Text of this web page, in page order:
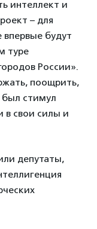
интеллект и
– для
будут
туре
России».
поощрить,
стимул
в свои силы и
депутаты,